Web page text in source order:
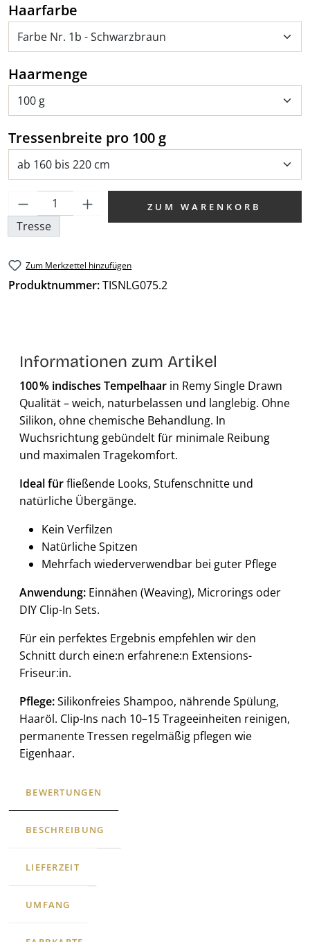
Haarfarbe
Haarmenge
Tressenbreite pro 100 gauswählen
Produkt Anzahl: Gib den gewünschten
Tresse
ZUM WARENKORB
Zum Merkzettel hinzufügen
Produktnummer:TISNLG075.2
Informationen zum Artikel
100 % indisches Tempelhaar in Remy Single Drawn
Qualität – weich, naturbelassen und langlebig. Ohne
Silikon, ohne chemische Behandlung. In
Wuchsrichtung gebündelt für minimale Reibung
und maximalen Tragekomfort.
Ideal fürfließende Looks, Stufenschnitte und
natürliche Übergänge.
Kein Verfilzen
Natürliche Spitzen
Mehrfach wiederverwendbar bei guter Pflege
Anwendung: Einnähen (Weaving), Microrings oder
DIY Clip-In Sets.
Für ein perfektes Ergebnis empfehlen wir den
Schnitt durch eine:n erfahrene:n Extensions-
Friseur:in.
Pflege:Silikonfreies Shampoo, nährende Spülung,
Haaröl. Clip-Ins nach 10–15 Trageeinheiten reinigen,
permanente Tressen regelmäßig pflegen wie
Eigenhaar.
BEWERTUNGEN
BESCHREIBUNG
LIEFERZEIT
UMFANG